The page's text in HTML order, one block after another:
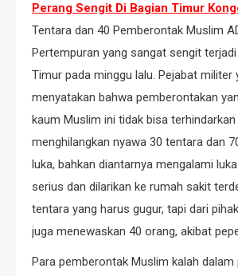
Perang Sengit Di Bagian Timur
Tentara dan 40 Pemberontak Muslim
Pertempuran yang sangat sengit
Timur pada minggu lalu. Pejabat militer
menyatakan bahwa pemberontakan
kaum Muslim ini tidak bisa terhindarkan
menghilangkan nyawa 30 tentara dan
luka, bahkan diantarnya mengalami
serius dan dilarikan ke rumah sakit
tentara yang harus gugur, tapi dari
juga menewaskan 40 orang, akibat
Para pemberontak Muslim kalah dalam